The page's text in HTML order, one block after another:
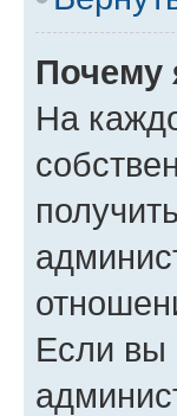
Почему
На
Если вы